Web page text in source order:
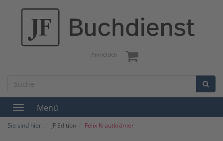
Anmelden
Toggle
navigation
Menü
Sie sind hier: JF Edition Felix Krautkrämer